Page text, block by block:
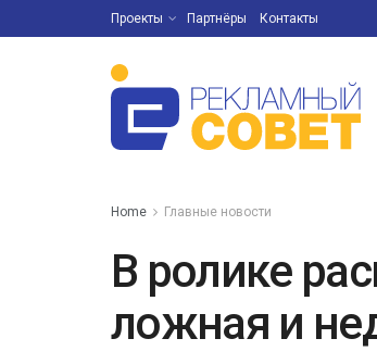
Проекты Партнёры Контакты
Home Главные новости
В ролике
ложная и